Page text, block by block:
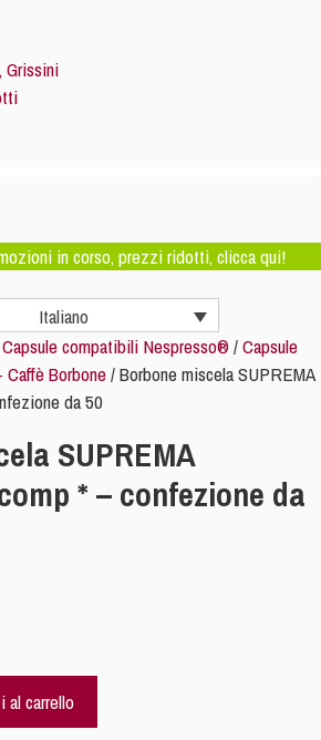
Grissini
in corso, prezzi ridotti, clicca qui!
Italiano
Capsule compatibili Nespresso®/Capsule
Borbone/ Borbone miscela SUPREMA
da 50
SUPREMA
* – confezione da
al carrello